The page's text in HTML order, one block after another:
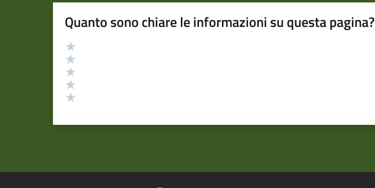
Quanto sono chiare le informazioni su questa pagina?
Valutazione